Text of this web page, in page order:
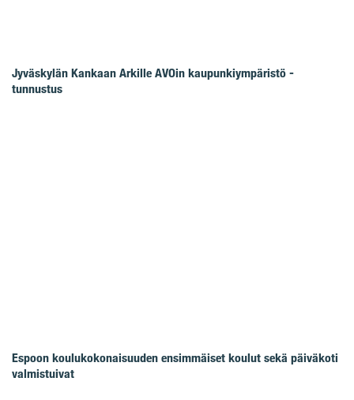
Jyväskylän Kankaan Arkille AVOin kaupunkiympäristö -
tunnustus
Espoon koulukokonaisuuden ensimmäiset koulut sekä päiväkoti
valmistuivat